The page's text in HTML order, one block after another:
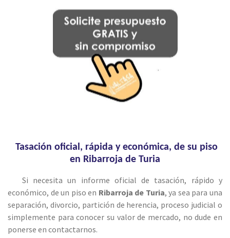
Tasación oficial, rápida y económica, de su piso
en Ribarroja de Turia
Si necesita un informe oficial de tasación, rápido y
económico, de un piso en Ribarroja de Turia, ya sea para una
separación, divorcio, partición de herencia, proceso judicial o
simplemente para conocer su valor de mercado, no dude en
ponerse en contactarnos.